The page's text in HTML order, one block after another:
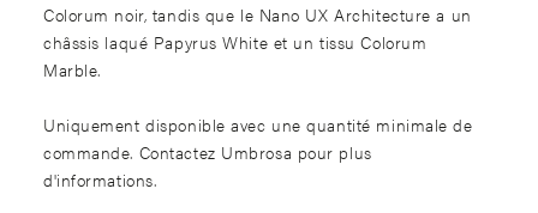
Colorum noir, tandis que le Nano UX Architecture a un
châssis laqué Papyrus White et un tissu Colorum
Marble.
Uniquement disponible avec une quantité minimale de
commande. Contactez Umbrosa pour plus
d'informations.